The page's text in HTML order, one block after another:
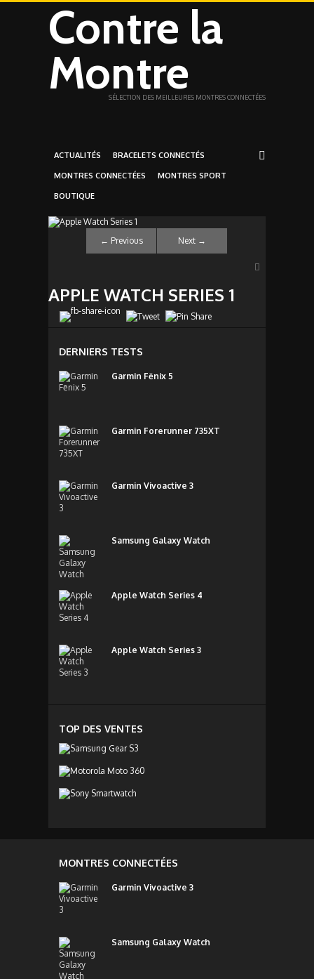
Contre la
Montre
SÉLECTION DES MEILLEURES MONTRES CONNECTÉES
ACTUALITÉS BRACELETS CONNECTÉS
MONTRES CONNECTÉES MONTRES SPORT
BOUTIQUE
← Previous Next →
APPLE WATCH SERIES 1
DERNIERS TESTS
Garmin Fēnix 5
Garmin Forerunner 735XT
Garmin Vivoactive 3
Samsung Galaxy Watch
Apple Watch Series 4
Apple Watch Series 3
TOP DES VENTES
MONTRES CONNECTÉES
Garmin Vivoactive 3
Samsung Galaxy Watch